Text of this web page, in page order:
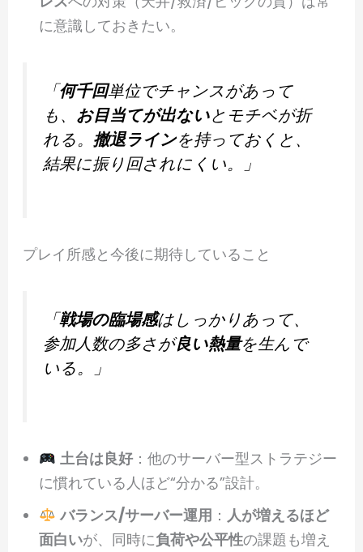
に意識しておきたい。
「何千回単位でチャンスがあって
も、 お目当てが出ないとモチベが折
れる。撤退ラインを持っておくと、
結果に振り回されにくい。」
プレイ所感と今後に期待していること
「戦場の臨場感はしっかりあって、
参加人数の多さが良い熱量を生んで
いる。」
土台は良好：他のサーバー型ストラテジー
に慣れている人ほど“分かる”設計。
バランス/サーバー運用 ： 人が増えるほど
面白いが、同時に負荷や公平性の課題も増え